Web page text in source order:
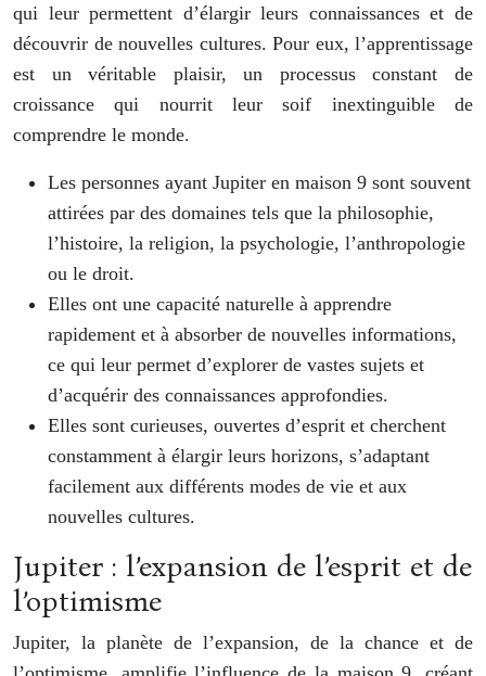
qui leur permettent d’élargir leurs connaissances et de
découvrir de nouvelles cultures. Pour eux, l’apprentissage
est un véritable plaisir, un processus constant de
croissance qui nourrit leur soif inextinguible de
comprendre le monde.
Les personnes ayant Jupiter en maison 9 sont souvent
attirées par des domaines tels que la philosophie,
l’histoire, la religion, la psychologie, l’anthropologie
ou le droit.
Elles ont une capacité naturelle à apprendre
rapidement et à absorber de nouvelles informations,
ce qui leur permet d’explorer de vastes sujets et
d’acquérir des connaissances approfondies.
Elles sont curieuses, ouvertes d’esprit et cherchent
constamment à élargir leurs horizons, s’adaptant
facilement aux différents modes de vie et aux
nouvelles cultures.
Jupiter : l’expansion de l’esprit et de
l’optimisme
Jupiter, la planète de l’expansion, de la chance et de